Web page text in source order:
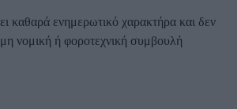
καθαρά ενημερωτικό χαρακτήρα και δεν
νομική ή φοροτεχνική συμβουλή